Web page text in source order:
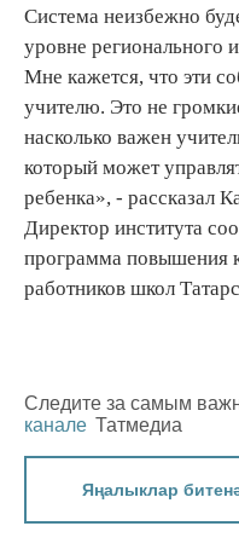
Система неизбежно
уровне регионального
Мне кажется, что эти
учителю. Это не
насколько важен
который может
ребенка», - рассказал
Директор института
программа повышения
работников школ
Следите за самым
канале Татмедиа
Яңалыклар